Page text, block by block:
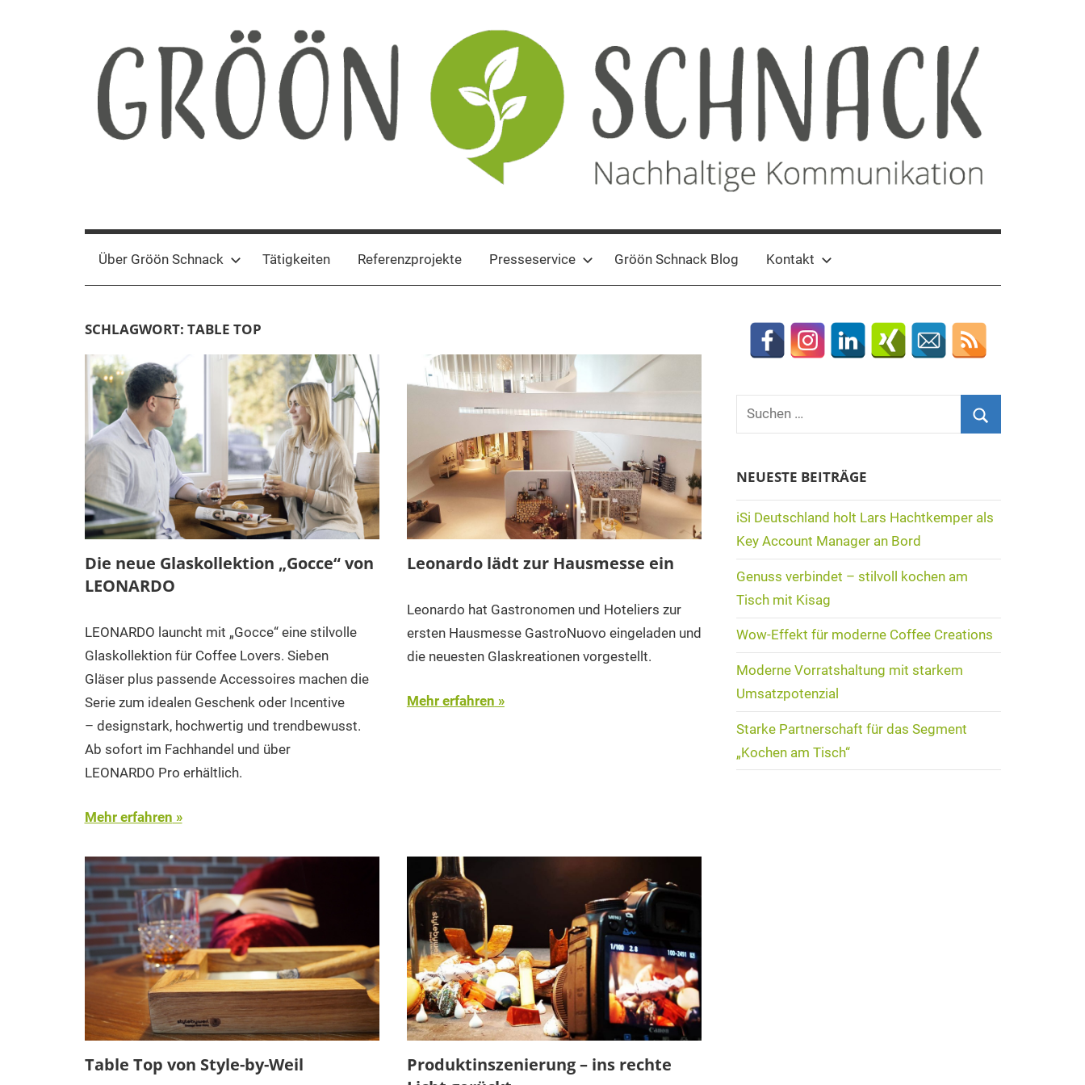
Gröön
Schnack
Kommunikation
Über Gröön Schnack Tätigkeiten Referenzprojekte Presseservice Gröön Schnack Blog Kontakt
SCHLAGWORT: TABLE TOP
Die neue Glaskollektion „Gocce“ von
LEONARDO
LEONARDO launcht mit „Gocce“ eine stilvolle
Glaskollektion für Coffee Lovers. Sieben
Gläser plus passende Accessoires machen die
Serie zum idealen Geschenk oder Incentive
– designstark, hochwertig und trendbewusst.
Ab sofort im Fachhandel und über
LEONARDO Pro erhältlich.
Mehr erfahren
Leonardo lädt zur Hausmesse ein
Leonardo hat Gastronomen und Hoteliers zur
ersten Hausmesse GastroNuovo eingeladen und
die neuesten Glaskreationen vorgestellt.
Mehr erfahren
Table Top von Style-by-Weil
Produktinszenierung – ins rechte
Suchen
NEUESTE BEITRÄGE
iSi Deutschland holt Lars Hachtkemper als
Key Account Manager an Bord
Genuss verbindet – stilvoll kochen am
Tisch mit Kisag
Wow-Effekt für moderne Coffee Creations
Moderne Vorratshaltung mit starkem
Umsatzpotenzial
Starke Partnerschaft für das Segment
„Kochen am Tisch“